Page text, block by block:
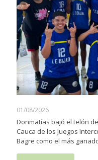
01/08/2026
Donmatías bajó el telón
Cauca de los Juegos
Bagre como el más